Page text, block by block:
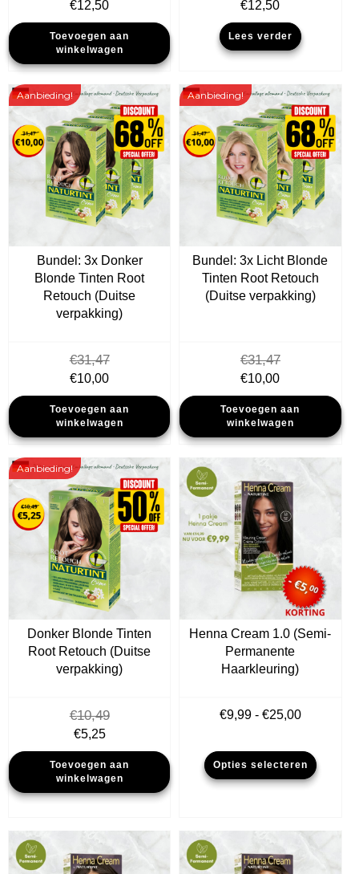
Oorspronkelijke
prijs
was:
€16,99.
€12,50Huidige
prijs
is:
€12,50.
Toevoegen aan
winkelwagen
Oorspronkelijke
prijs
was:
€16,99.
€12,50Huidige
prijs
is:
€12,50.
Lees verder
Bundel: 3x Donker
Blonde Tinten Root
Retouch (Duitse
verpakking)
€31,47
Oorspronkelijke
prijs
was:
€31,47.
€10,00Huidige
prijs
is:
€10,00.
Toevoegen aan
winkelwagen
Aanbieding!
Bundel: 3x Licht Blonde
Tinten Root Retouch
(Duitse verpakking)
€31,47
Oorspronkelijke
prijs
was:
€31,47.
€10,00Huidige
prijs
is:
€10,00.
Toevoegen aan
winkelwagen
Aanbieding!
Donker Blonde Tinten
Root Retouch (Duitse
verpakking)
€10,49
Oorspronkelijke
prijs
was:
€10,49.
€5,25Huidige
prijs
is:
€5,25.
Toevoegen aan
winkelwagen
Aanbieding!
Henna Cream 1.0 (Semi-
Permanente
Haarkleuring)
€9,99 - €25,00
tot
€25,00
Opties selecteren
Dit